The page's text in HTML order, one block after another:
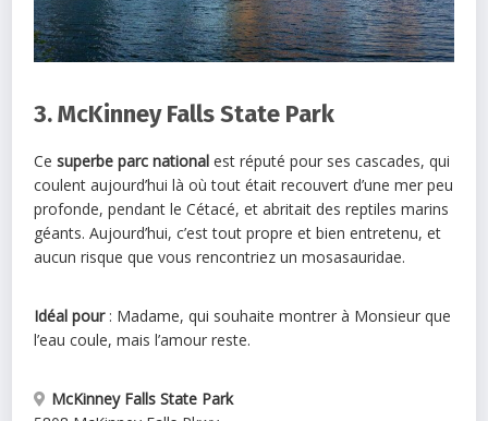
3. McKinney Falls State Park
Cesuperbe parc national est réputé pour ses cascades, qui
coulent aujourd’hui là où tout était recouvert d’une mer peu
profonde, pendant le Cétacé, et abritait des reptiles marins
géants. Aujourd’hui, c’est tout propre et bien entretenu, et
aucun risque que vous rencontriez un mosasauridae.
Idéal pour: Madame, qui souhaite montrer à Monsieur que
l’eau coule, mais l’amour reste.
McKinney Falls State Park